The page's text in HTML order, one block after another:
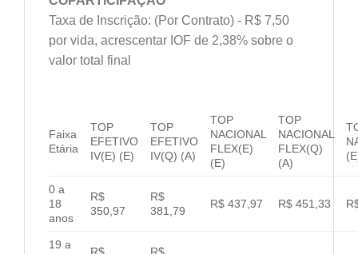
Taxa de Inscrição: (Por Contrato) - R$ 7,50
por vida, acrescentar IOF de 2,38% sobre o
valor total final
Faixa
Etária
TOP
EFETIVO
IV(E) (E)
TOP
EFETIVO
IV(Q) (A)
TOP
NACIONAL
FLEX(E)
(E)
TOP
NACIONAL
FLEX(Q)
(A)
0 a
18
anos
R$
350,97
R$
381,79
R$ 437,97 R$ 451,33
19 a
R$
R$